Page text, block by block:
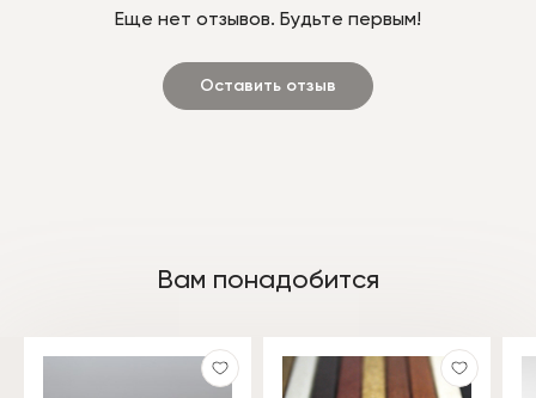
Еще нет отзывов. Будьте первым!
Оставить отзыв
Вам понадобится